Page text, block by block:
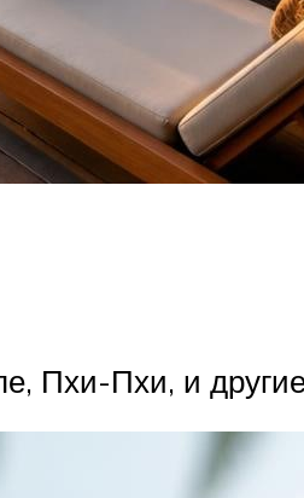
Пхи-Пхи, и